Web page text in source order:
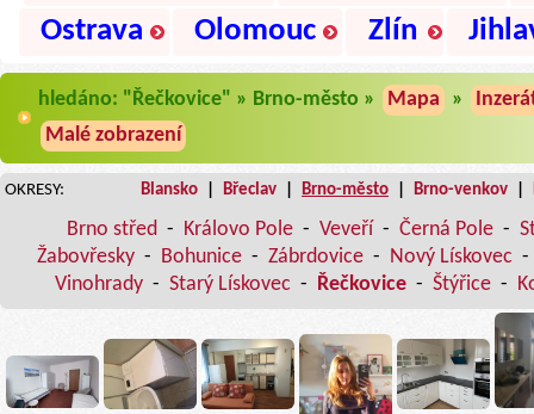
Ostrava
Olomouc Zlín
hledáno: "Řečkovice" » Brno-město » Mapa »
Malé zobrazení
OKRESY: Blansko Břeclav Brno-město Brno-venkov
Brno střed - Královo Pole - Veveří - Černá Pole -
Žabovřesky - Bohunice - Zábrdovice - Nový Lískovec -
Vinohrady - Starý Lískovec - Řečkovice - Štýřice -